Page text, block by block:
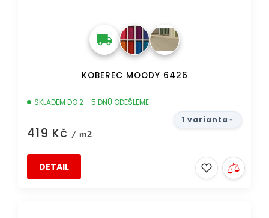
KOBEREC MOODY 6426
SKLADEM DO 2 - 5 DNŮ ODEŠLEME
419 Kč / m2
DETAIL
1 varianta